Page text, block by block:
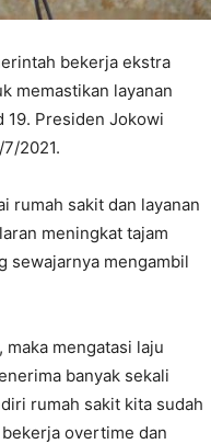
bekerja ekstra
memastikan layanan
19. Presiden Jokowi
2021.
rumah sakit dan layanan
meningkat tajam
sewajarnya mengambil
mengatasi laju
banyak sekali
rumah sakit kita sudah
overtime dan